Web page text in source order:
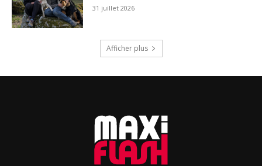
31 juillet 2026
Afficher plus